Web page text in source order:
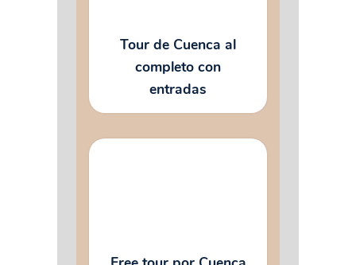
Tour de Cuenca al
completo con
entradas